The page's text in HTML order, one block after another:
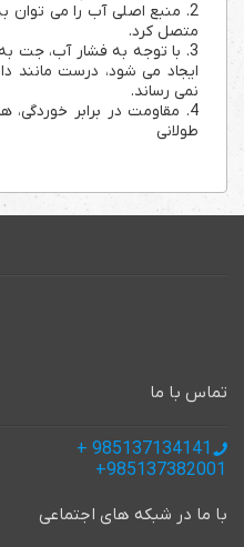
2. منبع اصلی آب را می توان
متصل کرد.
3. با توجه به فشار آب، جت
ایجاد می شود، درست مانند
نمی رساند.
4. مقاومت در برابر
طولانی
تماس با ما
با ما در شبکه های اجتماعی